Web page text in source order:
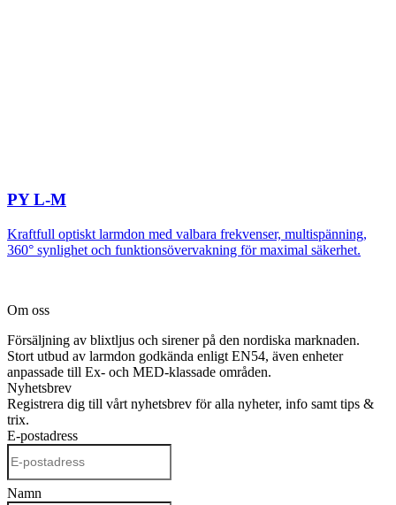
PY L-M
Kraftfull optiskt larmdon med valbara frekvenser, multispänning,
360° synlighet och funktionsövervakning för maximal säkerhet.
Om oss
Försäljning av blixtljus och sirener på den nordiska marknaden.
Stort utbud av larmdon godkända enligt EN54, även enheter
anpassade till Ex- och MED-klassade områden.
Nyhetsbrev
Registrera dig till vårt nyhetsbrev för alla nyheter, info samt tips &
trix.
E-postadress
Namn